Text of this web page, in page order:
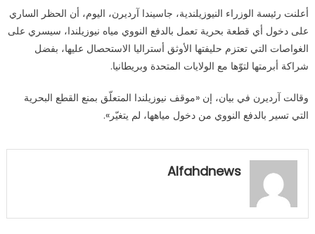
أعلنت رئيسة الوزراء النيوزيلندية، جاسيندا آرديرن، اليوم، أن الحظر الساري
على دخول أي قطعة بحرية تعمل بالدفع النووي مياه نيوزيلندا، سيسري على
الغواصات التي تعتزم حليفتها الأوثق أستراليا الاستحصال عليها، بفضل
شراكة أبرمتها لتوّها مع الولايات المتحدة وبريطانيا.
وقالت آرديرن في بيان، إن «موقف نيوزيلندا المتعلّق بمنع القطع البحرية
التي تسير بالدفع النووي من دخول مياهها، لم يتغيّر».
Alfahdnews